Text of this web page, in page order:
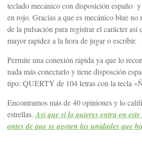
teclado mecánico con disposición españo
en rojo. Gracias a que es mecánico blue no
de la pulsación para registrar el carácter así
mayor rapidez a la hora de jugar o escribir.
Permite una conexión rápida ya que lo
nada más conectarlo y tiene disposción
tipo: QUERTY de 104 letras con la tecla
Encontramos más de 40 opiniones y lo
estrellas.Así que si lo quieres entra en
antes de que se agoten las unidades que